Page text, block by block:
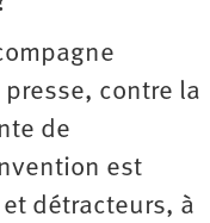
contre la
de
est
détracteurs, à